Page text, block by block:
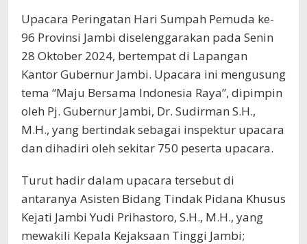
Upacara Peringatan Hari Sumpah Pemuda ke-
96 Provinsi Jambi diselenggarakan pada Senin
28 Oktober 2024, bertempat di Lapangan
Kantor Gubernur Jambi. Upacara ini mengusung
tema “Maju Bersama Indonesia Raya”, dipimpin
oleh Pj. Gubernur Jambi, Dr. Sudirman S.H.,
M.H., yang bertindak sebagai inspektur upacara
dan dihadiri oleh sekitar 750 peserta upacara.
Turut hadir dalam upacara tersebut di
antaranya Asisten Bidang Tindak Pidana Khusus
Kejati Jambi Yudi Prihastoro, S.H., M.H., yang
mewakili Kepala Kejaksaan Tinggi Jambi;